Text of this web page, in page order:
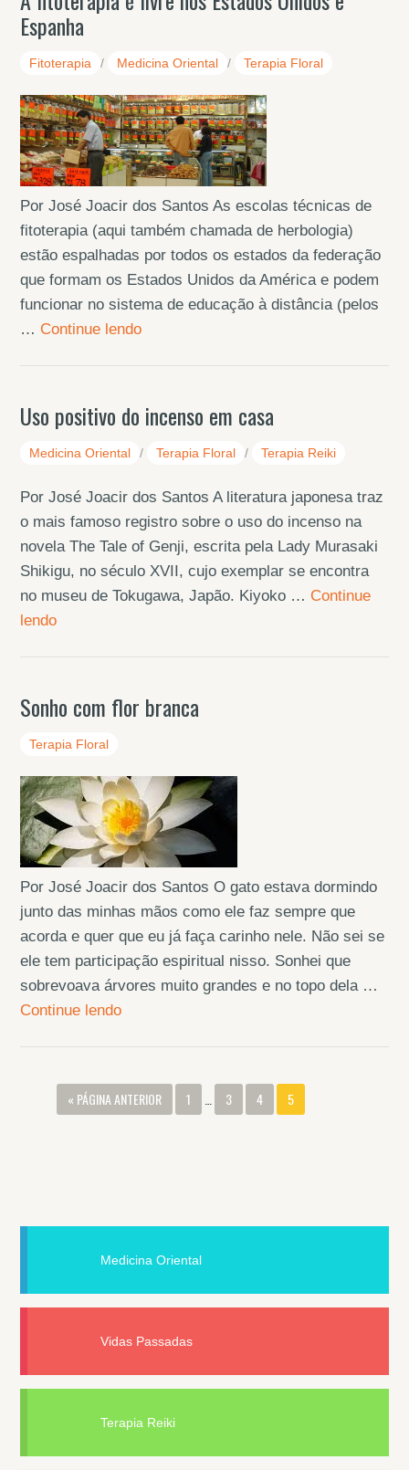
Espanha
Fitoterapia / Medicina Oriental / Terapia Floral
Por José Joacir dos Santos As escolas técnicas de
fitoterapia (aqui também chamada de herbologia)
estão espalhadas por todos os estados da federação
que formam os Estados Unidos da América e podem
funcionar no sistema de educação à distância (pelos
… Continue lendo
Uso positivo do incenso em casa
Medicina Oriental / Terapia Floral / Terapia Reiki
Por José Joacir dos Santos A literatura japonesa traz
o mais famoso registro sobre o uso do incenso na
novela The Tale of Genji, escrita pela Lady Murasaki
Shikigu, no século XVII, cujo exemplar se encontra
no museu de Tokugawa, Japão. Kiyoko … Continue
lendo
Sonho com flor branca
Terapia Floral
Por José Joacir dos Santos O gato estava dormindo
junto das minhas mãos como ele faz sempre que
acorda e quer que eu já faça carinho nele. Não sei se
ele tem participação espiritual nisso. Sonhei que
sobrevoava árvores muito grandes e no topo dela …
Continue lendo
« PÁGINA ANTERIOR 1 3 4 5
Medicina Oriental
Vidas Passadas
Terapia Reiki